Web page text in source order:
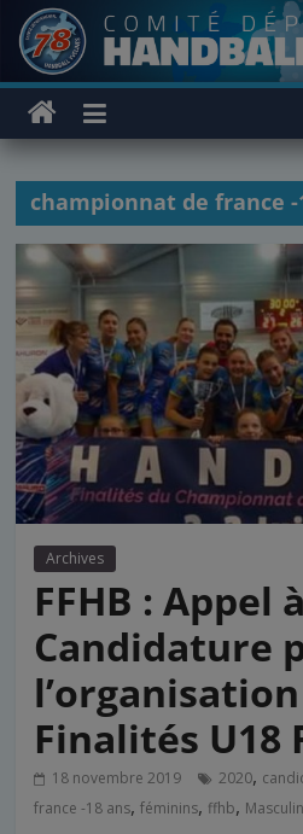
Passer
au
contenu
championnat de france -
Archives
FFHB : Appel à
Candidature
Finalités U18
18 novembre 2019 2020,
france -18 ans,féminins, ffhb,